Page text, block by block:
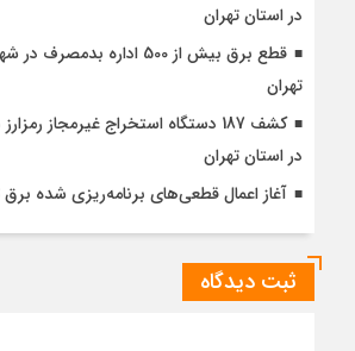
در استان تهران
قطع برق بیش از 500 اداره
تهران
کشف 187 دستگاه استخراج غیرمجاز
در استان تهران
آغاز اعمال قطعی‌های برنامه‌ریزی شده برق
ثبت دیدگاه